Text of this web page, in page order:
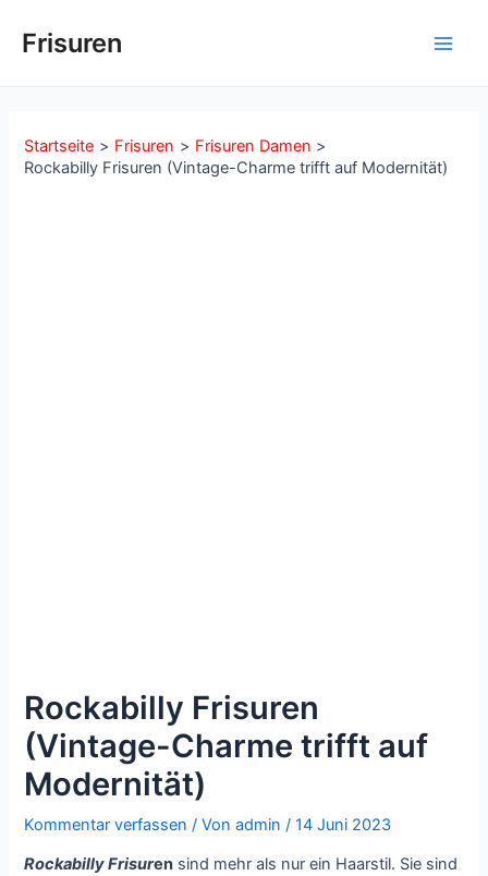
InhaltFrisuren
Startseite Frisuren
Frisuren Damen
Rockabilly Frisuren (Vintage-Charme trifft auf Modernität)
Rockabilly Frisuren
(Vintage-Charme trifft auf
Modernität)
Kommentar verfassen / Vonadmin/14 Juni 2023
Rockabilly Frisuren sind mehr als nur ein Haarstil. Sie sind